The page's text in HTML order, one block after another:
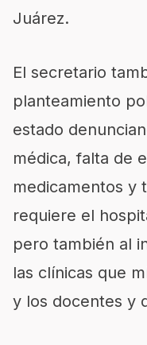
Juárez.
El secretario
planteamiento
estado
médica, falta de
medicamentos y
requiere el
pero también al
las clínicas que
y los docentes y